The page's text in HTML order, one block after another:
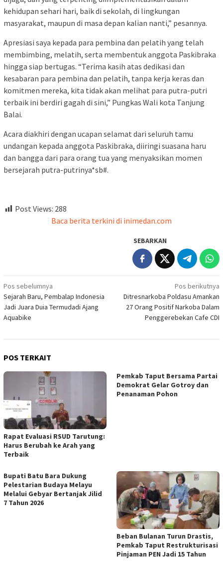
kehidupan sehari hari, baik di sekolah, di lingkungan
masyarakat, maupun di masa depan kalian nanti,” pesannya.
Apresiasi saya kepada para pembina dan pelatih yang telah
membimbing, melatih, serta membentuk anggota Paskibraka
hingga siap bertugas. “Terima kasih atas dedikasi dan
kesabaran para pembina dan pelatih, tanpa kerja keras dan
komitmen mereka, kita tidak akan melihat para putra-putri
terbaik ini berdiri gagah di sini,” Pungkas Wali kota Tanjung
Balai.
Acara diakhiri dengan ucapan selamat dari seluruh tamu
undangan kepada anggota Paskibraka, diiringi suasana haru
dan bangga dari para orang tua yang menyaksikan momen
bersejarah putra-putrinya*sb#.
Post Views: 288
Baca berita terkini di inimedan.com
SEBARKAN
Navigasi
pos
Pos sebelumnya
Sejarah Baru, Pembalap Indonesia
Jadi Juara Duia Termudadi Ajang
Aquabike
Pos berikutnya
Ditresnarkoba Poldasu Amankan
27 Orang Positif Narkoba Dalam
Penggerebekan Cafe CDI
POS TERKAIT
Rapat Evaluasi RSUD Tarutung:
Harus Berubah ke Arah yang
Terbaik
Pemkab Taput Bersama Partai
Demokrat Gelar Gotroy dan
Penanaman Pohon
Bupati Batu Bara Dukung
Pelestarian Budaya Melayu
Melalui Gebyar Bertanjak Jilid
7 Tahun 2026
Beban Bulanan Turun Drastis,
Pemkab Taput Restrukturisasi
Pinjaman PEN Jadi 15 Tahun‎